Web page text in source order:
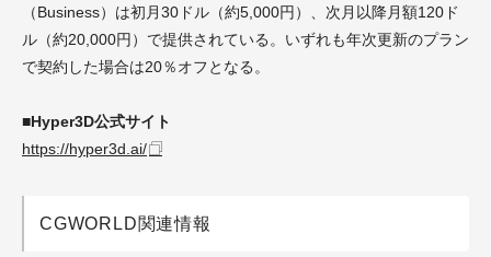
（Business）は初月30ドル（約5,000円）、次月以降月額120ド
ル（約20,000円）で提供されている。いずれも年次更新のプラン
で契約した場合は20％オフとなる。
■Hyper3D公式サイト
https://hyper3d.ai/
CGWORLD関連情報